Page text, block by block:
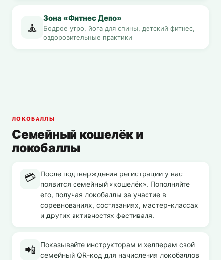
🧘
Зона «Фитнес Депо»
Бодрое утро, йога для спины, детский фитнес,
оздоровительные практики
ЛОКОБАЛЛЫ
Семейный кошелёк и
локобаллы
💳
После подтверждения регистрации у вас
появится семейный «кошелёк». Пополняйте
его, получая локобаллы за участие в
соревнованиях, состязаниях, мастер-классах
и других активностях фестиваля.
📲
Показывайте инструкторам и хелперам свой
семейный QR-код для начисления локобаллов